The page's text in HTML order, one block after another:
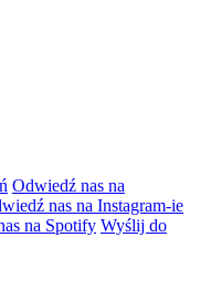
Odwiedź nas na
nas na Instagram-ie
na Spotify Wyślij do